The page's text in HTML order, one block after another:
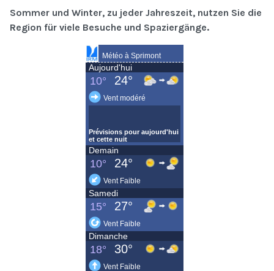
Sommer und Winter, zu jeder Jahreszeit, nutzen Sie die
Region für viele Besuche und Spaziergänge.